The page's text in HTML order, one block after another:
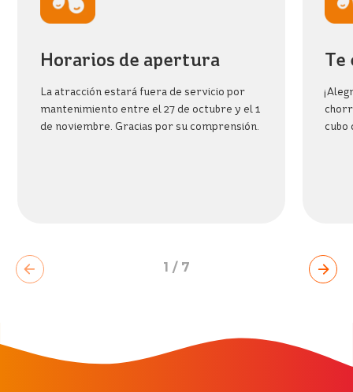
BIENESTAR
BEACH
Horarios de apertura
La atracción estará fuera de servicio por
mantenimiento entre el 27 de octubre y el 1
de noviembre. Gracias por su comprensión.
Te
cubo
1 / 7